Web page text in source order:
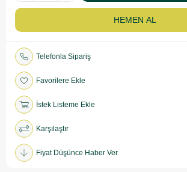
Telefonla Sipariş
Favorilere Ekle
İstek Listeme Ekle
Karşılaştır
Fiyat Düşünce Haber Ver